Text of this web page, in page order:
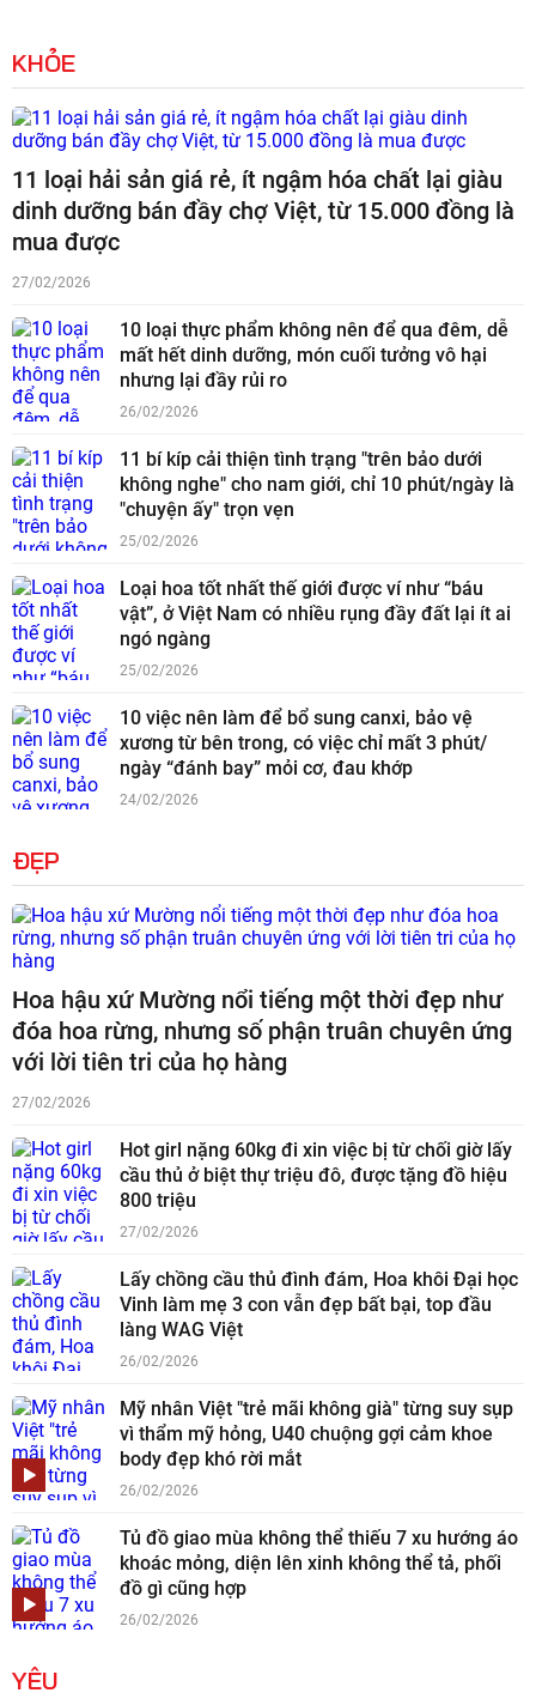
KHỎE
11 loại hải sản giá rẻ, ít ngậm hóa chất lại giàu
dinh dưỡng bán đầy chợ Việt, từ 15.000 đồng là
mua được
27/02/2026
10 loại thực phẩm không nên để qua đêm, dễ
mất hết dinh dưỡng, món cuối tưởng vô hại
nhưng lại đầy rủi ro
26/02/2026
11 bí kíp cải thiện tình trạng "trên bảo dưới
không nghe" cho nam giới, chỉ 10 phút/ngày là
"chuyện ấy" trọn vẹn
25/02/2026
Loại hoa tốt nhất thế giới được ví như “báu
vật”, ở Việt Nam có nhiều rụng đầy đất lại ít ai
ngó ngàng
25/02/2026
10 việc nên làm để bổ sung canxi, bảo vệ
xương từ bên trong, có việc chỉ mất 3 phút/
ngày “đánh bay” mỏi cơ, đau khớp
24/02/2026
ĐẸP
Hoa hậu xứ Mường nổi tiếng một thời đẹp như
đóa hoa rừng, nhưng số phận truân chuyên ứng
với lời tiên tri của họ hàng
27/02/2026
Hot girl nặng 60kg đi xin việc bị từ chối giờ lấy
cầu thủ ở biệt thự triệu đô, được tặng đồ hiệu
800 triệu
27/02/2026
Lấy chồng cầu thủ đình đám, Hoa khôi Đại học
Vinh làm mẹ 3 con vẫn đẹp bất bại, top đầu
làng WAG Việt
26/02/2026
Mỹ nhân Việt "trẻ mãi không già" từng suy sụp
vì thẩm mỹ hỏng, U40 chuộng gợi cảm khoe
body đẹp khó rời mắt
26/02/2026
Tủ đồ giao mùa không thể thiếu 7 xu hướng áo
khoác mỏng, diện lên xinh không thể tả, phối
đồ gì cũng hợp
26/02/2026
YÊU